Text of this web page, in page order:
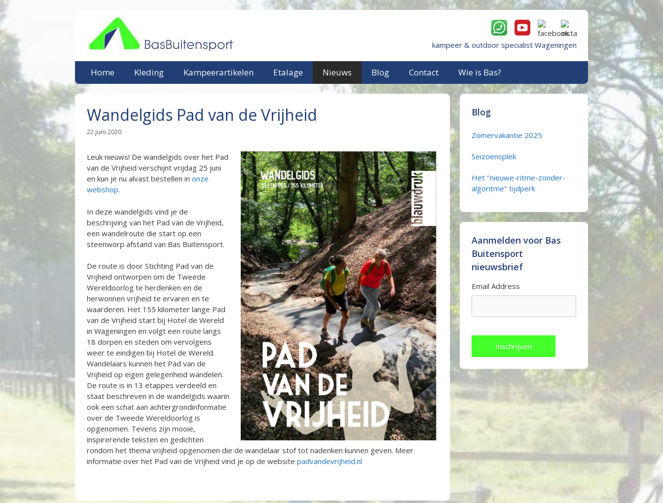
Ga
de
inhoud
kampeer & outdoor specialist Wageningen
Home Kleding Kampeerartikelen Etalage Nieuws Blog Contact Wie is Bas?
Wandelgids Pad van de Vrijheid
22 juni 2020
Leuk nieuws! De wandelgids over het Pad
van de Vrijheid verschijnt vrijdag 25 juni
en kun je nu alvast bestellen in onze
webshop.
In deze wandelgids vind je de
beschrijving van het Pad van de Vrijheid,
een wandelroute die start op een
steenworp afstand van Bas Buitensport.
De route is door Stichting Pad van de
Vrijheid ontworpen om de Tweede
Wereldoorlog te herdenken en de
herwonnen vrijheid te ervaren en te
waarderen. Het 155 kilometer lange Pad
van de Vrijheid start bij Hotel de Wereld
in Wageningen en volgt een route langs
18 dorpen en steden om vervolgens
weer te eindigen bij Hotel de Wereld.
Wandelaars kunnen het Pad van de
Vrijheid op eigen gelegenheid wandelen.
De route is in 13 etappes verdeeld en
staat beschreven in de wandelgids waarin
ook een schat aan achtergrondinformatie
over de Tweede Wereldoorlog is
opgenomen. Tevens zijn mooie,
inspirerende teksten en gedichten
rondom het thema vrijheid opgenomen die de wandelaar stof tot nadenken kunnen geven. Meer
informatie over het Pad van de Vrijheid vind je op de website padvandevrijheid.nl
Blog
Zomervakantie 2025
Seizoensplek
Het ‘’nieuwe-ritme-zonder-
algoritme’’ tijdperk
Aanmelden voor Bas
Buitensport
nieuwsbrief
Email Address